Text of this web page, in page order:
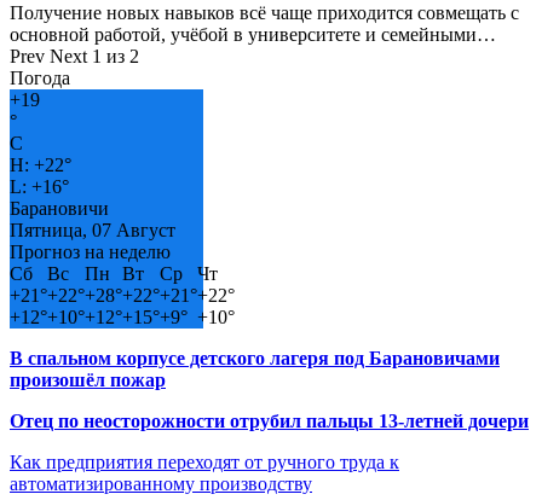
Получение новых навыков всё чаще приходится совмещать с
основной работой, учёбой в университете и семейными…
Prev Next 1 из 2
Погода
+19
°
C
H: +22°
L: +16°
Барановичи
Пятница, 07 Август
Прогноз на неделю
Сб
Вс Пн Вт Ср
Чт
+21°+22°+28°+22°+21°+22°
+12°+10°+12°+15°+9° +10°
В спальном корпусе детского лагеря под Барановичами
произошёл пожар
Отец по неосторожности отрубил пальцы 13-летней дочери
Как предприятия переходят от ручного труда к
автоматизированному производству